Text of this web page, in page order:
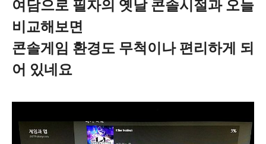
여담으로 필자의 옛날 콘솔시절과 오늘
비교해보면
콘솔게임 환경도 무척이나 편리하게 되
어 있네요